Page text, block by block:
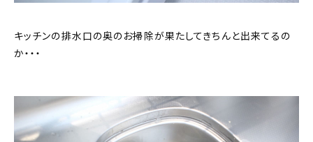
キッチンの排水口の奥のお掃除が果たしてきちんと出来てるの
か・・・